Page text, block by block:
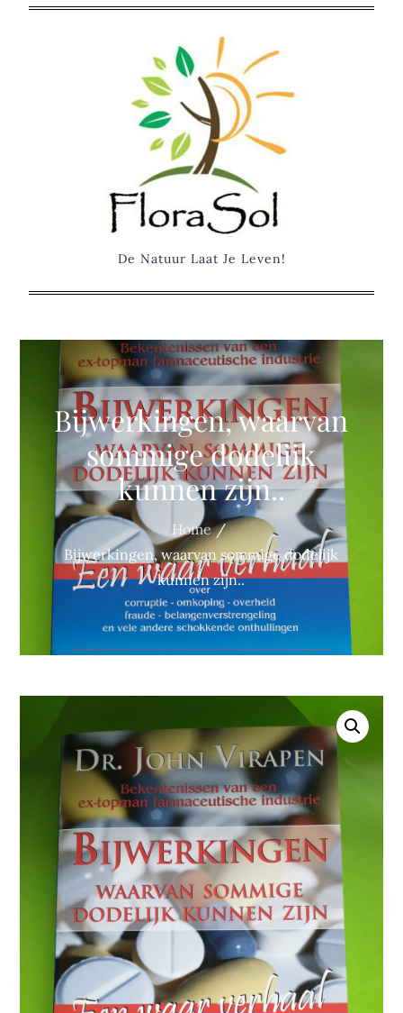
De Natuur Laat Je Leven!
Bijwerkingen, waarvan
sommige dodelijk
kunnen zijn..
Home
Bijwerkingen, waarvan sommige dodelijk
kunnen zijn..